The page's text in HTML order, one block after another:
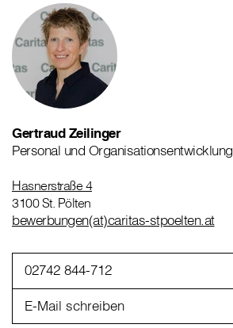
Gertraud Zeilinger
Personal und Organisationsentwicklung
Hasnerstraße 4
3100 St. Pölten
bewerbungen(at)caritas-stpoelten.at
02742 844-712
E-Mail schreiben